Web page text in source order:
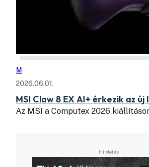
M
2026.06.01.
MSI Claw 8 EX AI+ érkezik az
Az MSI a Computex 2026